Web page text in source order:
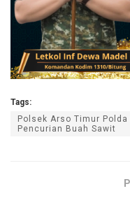
Tags:
Polsek Arso Timur
Pencurian Buah Sawit